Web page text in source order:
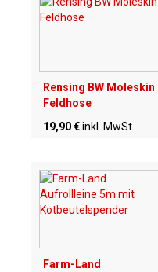
Rensing BW Moleskin
Feldhose
19,90 €inkl. MwSt.
Farm-Land